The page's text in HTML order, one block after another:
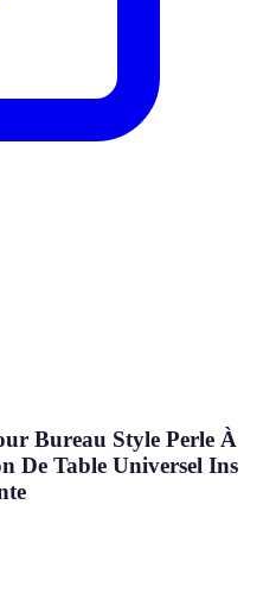
Bureau Style Perle À
De Table Universel Ins